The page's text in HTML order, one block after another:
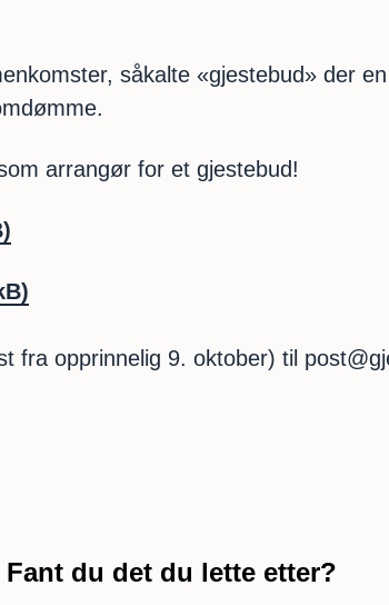
såkalte «gjestebud» der
arrangør for et gjestebud!
fra opprinnelig 9. oktober) til
Fant du det du lette etter?